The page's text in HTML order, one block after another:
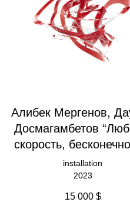
Алибек Мергенов,
Досмагамбетов
скорость,
installation
2023
15 000 $